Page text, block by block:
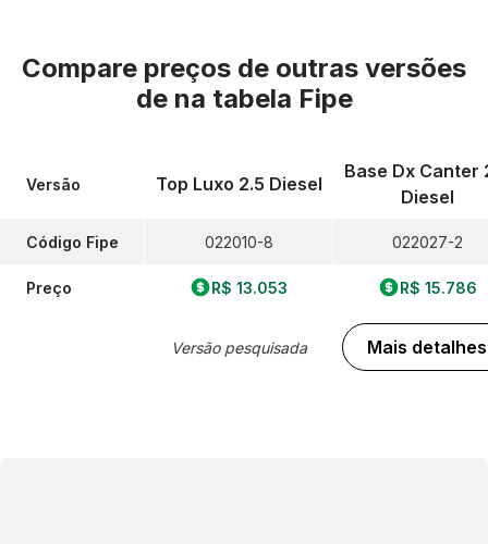
Compare preços de outras versões
de na tabela Fipe
Versão
Código Fipe
Preço
Top Luxo 2.5 Diesel
022010-8
R$ 13.053
Versão pesquisada
Base Dx Canter
Diesel
022027-2
R$ 15.786
Mais detalhes